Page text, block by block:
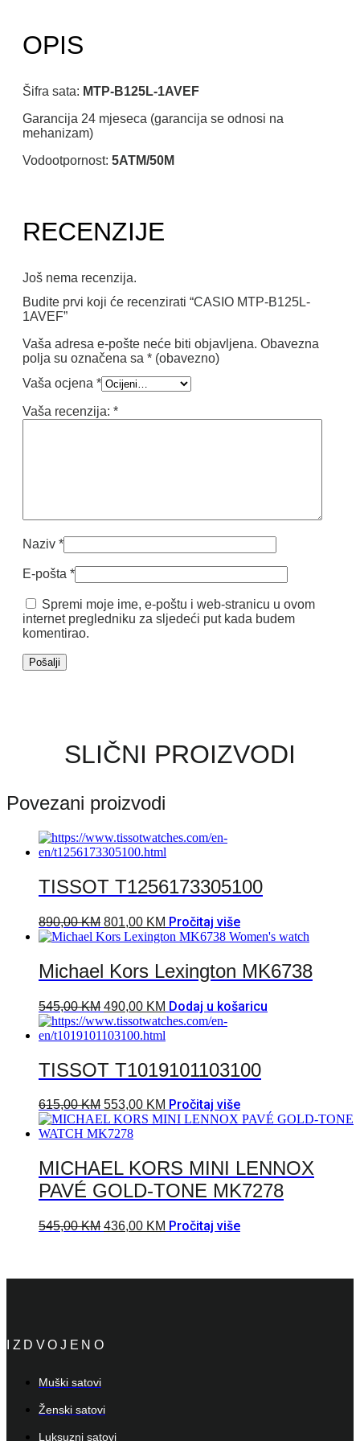
OPIS
Šifra sata: MTP-B125L-1AVEF
Garancija 24 mjeseca (garancija se odnosi na
mehanizam)
Vodootpornost: 5ATM/50M
RECENZIJE
Još nema recenzija.
Budite prvi koji će recenzirati “CASIO MTP-B125L-
1AVEF”
Vaša adresa e-pošte neće biti objavljena. Obavezna
polja su označena sa * (obavezno)
Vaša ocjena *
Vaša recenzija: *
Naziv *
E-pošta *
Spremi moje ime, e-poštu i web-stranicu u ovom
internet pregledniku za sljedeći put kada budem
komentirao.
SLIČNI PROIZVODI
Povezani proizvodi
TISSOT T1256173305100
890,00KM 801,00 KM Pročitaj više
Michael Kors Lexington MK6738
545,00KM 490,00 KM Dodaj u košaricu
TISSOT T1019101103100
615,00KM 553,00 KM Pročitaj više
MICHAEL KORS MINI LENNOX
PAVÉ GOLD-TONE MK7278
545,00KM 436,00 KM Pročitaj više
IZDVOJENO
Muški satovi
Ženski satovi
Luksuzni satovi